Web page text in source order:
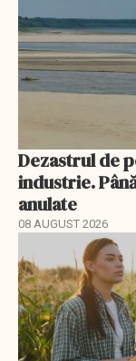
Dezastrul de
industrie.
anulate
08 AUGUST 2026